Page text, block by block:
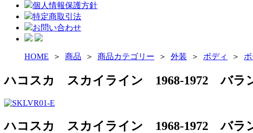
個人情報保護方針
特定商取引法
お問い合わせ
HOME ＞ 商品 ＞ 商品カテゴリー ＞ 外装 ＞ ボディ ＞
ハコスカ スカイライン 1968-1972 バラ
ハコスカ スカイライン 1968-1972 バラ